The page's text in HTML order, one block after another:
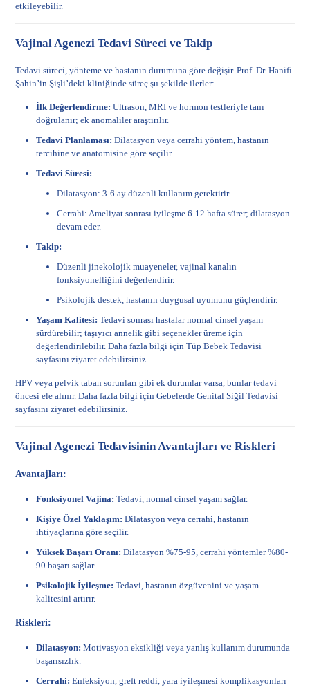
etkileyebilir.
Vajinal Agenezi Tedavi Süreci ve Takip
Tedavi süreci, yönteme ve hastanın durumuna göre değişir. Prof. Dr. Hanifi
Şahin’in Şişli’deki kliniğinde süreç şu şekilde ilerler:
İlk Değerlendirme: Ultrason, MRI ve hormon testleriyle tanı
doğrulanır; ek anomaliler araştırılır.
Tedavi Planlaması: Dilatasyon veya cerrahi yöntem, hastanın
tercihine ve anatomisine göre seçilir.
Tedavi Süresi:
Dilatasyon: 3-6 ay düzenli kullanım gerektirir.
Cerrahi: Ameliyat sonrası iyileşme 6-12 hafta sürer; dilatasyon
devam eder.
Takip:
Düzenli jinekolojik muayeneler, vajinal kanalın
fonksiyonelliğini değerlendirir.
Psikolojik destek, hastanın duygusal uyumunu güçlendirir.
Yaşam Kalitesi: Tedavi sonrası hastalar normal cinsel yaşam
sürdürebilir; taşıyıcı annelik gibi seçenekler üreme için
değerlendirilebilir. Daha fazla bilgi içinTüp Bebek Tedavisi
sayfasını ziyaret edebilirsiniz.
HPV veya pelvik taban sorunları gibi ek durumlar varsa, bunlar tedavi
öncesi ele alınır. Daha fazla bilgi içinGebelerde Genital Siğil Tedavisi
sayfasını ziyaret edebilirsiniz.
Vajinal Agenezi Tedavisinin Avantajları ve Riskleri
Avantajları:
Fonksiyonel Vajina: Tedavi, normal cinsel yaşam sağlar.
Kişiye Özel Yaklaşım: Dilatasyon veya cerrahi, hastanın
ihtiyaçlarına göre seçilir.
Yüksek Başarı Oranı: Dilatasyon %75-95, cerrahi yöntemler %80-
90 başarı sağlar.
Psikolojik İyileşme: Tedavi, hastanın özgüvenini ve yaşam
kalitesini artırır.
Riskleri:
Dilatasyon: Motivasyon eksikliği veya yanlış kullanım durumunda
başarısızlık.
Cerrahi: Enfeksiyon, greft reddi, yara iyileşmesi komplikasyonları